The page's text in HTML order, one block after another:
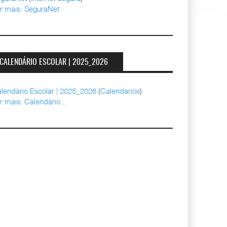
mais: SeguraNet
CALENDÁRIO ESCOLAR | 2025_2026
Escolar | 2025_2026 (Calendarios)
mais: Calendário...